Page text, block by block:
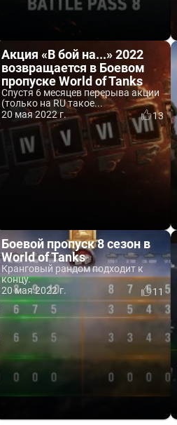
Акция «В бой на...» 2022
возвращается в Боевом
пропуске World of Tanks
Спустя 6 месяцев перерыва акции
(только на RU такое...
20 мая 2022 г.
13
Боевой пропуск 8 сезон в
World of Tanks
Кранговый рандом подходит к
концу.
20 мая 2022 г.
11